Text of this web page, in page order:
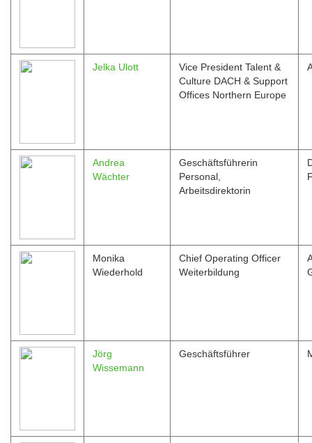
Jelka Ulott
Vice President Talent &
Culture DACH & Support
Offices Northern Europe
Andrea
Wächter
Geschäftsführerin
Personal,
Arbeitsdirektorin
Monika
Wiederhold
Chief Operating Officer
Weiterbildung
Jörg
Wissemann
Geschäftsführer